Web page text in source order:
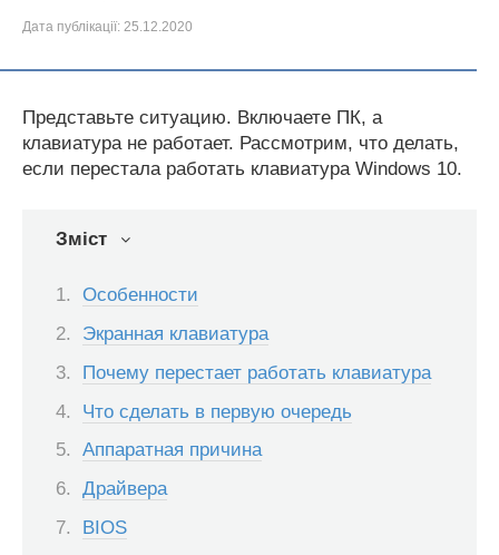
Дата публікації: 25.12.2020
Представьте ситуацию. Включаете ПК, а
клавиатура не работает. Рассмотрим, что делать,
если перестала работать клавиатура Windows 10.
Зміст
Особенности
Экранная клавиатура
Почему перестает работать клавиатура
Что сделать в первую очередь
Аппаратная причина
Драйвера
BIOS